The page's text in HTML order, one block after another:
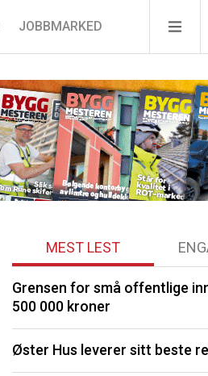
JOBBMARKED
MEST LEST
Grensen for små offentlige
500 000 kroner
Øster Hus leverer sitt beste